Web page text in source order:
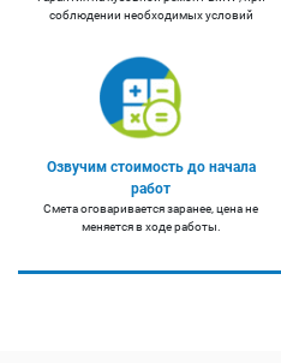
соблюдении необходимых условий
Озвучим стоимость до начала
работ
Смета оговаривается заранее, цена не
меняется в ходе работы.